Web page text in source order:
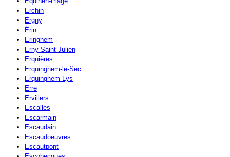
Erchin
Ergny
Érin
Eringhem
Erny-Saint-Julien
Erquières
Erquinghem-le-Sec
Erquinghem-Lys
Erre
Ervillers
Escalles
Escarmain
Escaudain
Escaudoeuvres
Escautpont